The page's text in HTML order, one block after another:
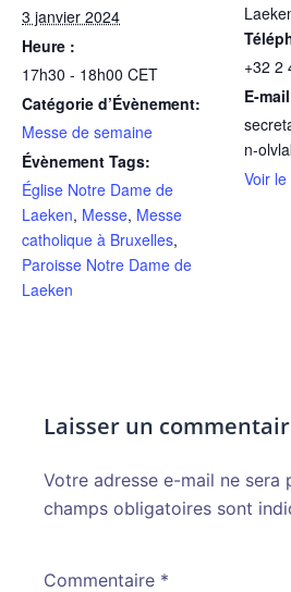
3 janvier 2024
Heure :
17h30 - 18h00 CET
Catégorie d’Évènement:
Messe de semaine
Évènement Tags:
Église Notre Dame de
Laeken, Messe, Messe
catholique à Bruxelles,
Paroisse Notre Dame de
Laeken
+32 2
E-mail
n-
Voir
Laisser un
Votre adresse e-mail ne sera
champs obligatoires sont
Commentaire *
Alternative: